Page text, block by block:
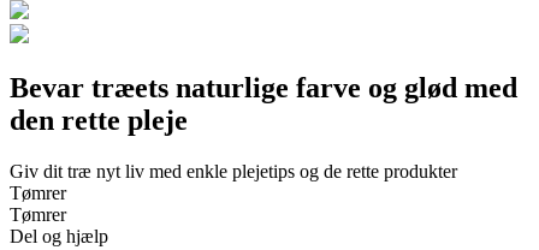
Bevar træets naturlige farve og glød med
den rette pleje
Giv dit træ nyt liv med enkle plejetips og de rette produkter
Tømrer
Tømrer
Del og hjælp